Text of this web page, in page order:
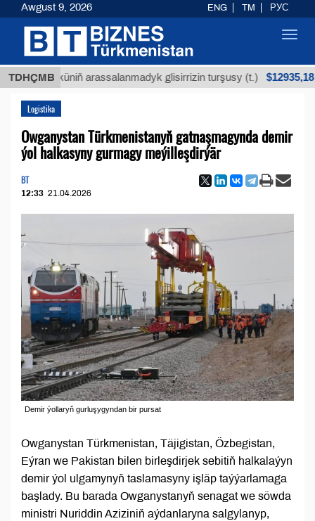
TDHÇMB
köküniň arassalanmadyk glisirrizin turşusy (t.) $12935,18
Logistika
Owganystan Türkmenistanyň gatnaşmagynda demir
ýol halkasyny gurmagy meýilleşdirýär
BT
12:33 21.04.2026
Demir ýollaryň gurluşygyndan bir pursat
Owganystan Türkmenistan, Täjigistan, Özbegistan,
Eýran we Pakistan bilen birleşdirjek sebitiň halkalaýyn
demir ýol ulgamynyň taslamasyny işläp taýýarlamaga
başlady. Bu barada Owganystanyň senagat we söwda
ministri Nuriddin Aziziniň aýdanlaryna salgylanyp,
Awgust 9, 2026 ENG TM РУС